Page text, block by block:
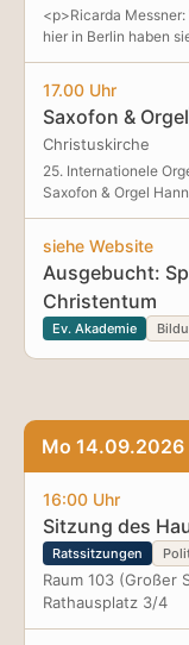
begeistert mit
das leibliche Wohl
Ständen warten
abwechslungsreicher
und ti
<p>Ricarda
hier in Berlin haben
Als Kind spielte die
Wohnzimmer der
Wohnung schließlich
17.00 Uhr
Saxofon & Orgel
Christuskirche
25. Internationele
Saxofon & Orgel
siehe Website
Ausgebucht:
Christentum
Ev. Akademie
Mo 14.09.2026
16:00 Uhr
Sitzung des
Ratssitzungen
Raum 103 (Großer
Rathausplatz 3/4